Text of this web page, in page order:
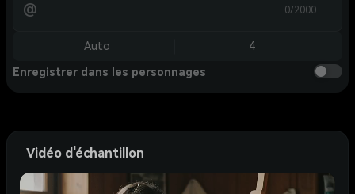
@ 0/2000
Auto 4
Enregistrer dans les personnages
Vidéo d'échantillon